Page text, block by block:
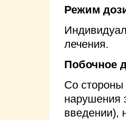
Режим
лечения.
Побочное
Со
нарушения
введении),